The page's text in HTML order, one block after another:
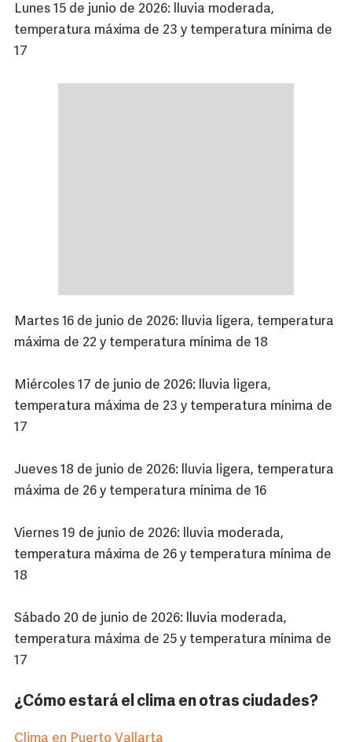
Lunes 15 de junio de 2026: lluvia moderada,
temperatura máxima de 23 y temperatura mínima de
17
Martes 16 de junio de 2026: lluvia ligera, temperatura
máxima de 22 y temperatura mínima de 18
Miércoles 17 de junio de 2026: lluvia ligera,
temperatura máxima de 23 y temperatura mínima de
17
Jueves 18 de junio de 2026: lluvia ligera, temperatura
máxima de 26 y temperatura mínima de 16
Viernes 19 de junio de 2026: lluvia moderada,
temperatura máxima de 26 y temperatura mínima de
18
Sábado 20 de junio de 2026: lluvia moderada,
temperatura máxima de 25 y temperatura mínima de
17
¿Cómo estará el clima en otras ciudades?
Clima en Puerto Vallarta